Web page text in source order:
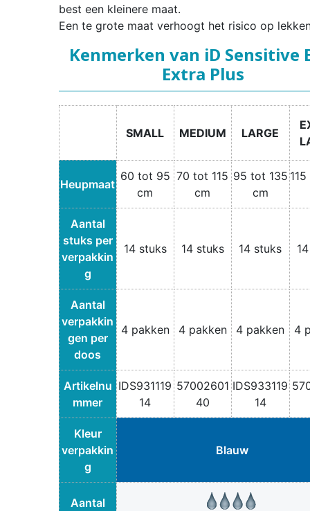
best een kleinere maat.
Een te grote maat verhoogt het risico op
Kenmerken van iD Sensitive
Extra Plus
SMALL MEDIUM LARGE
Heupmaat
60 tot 95
cm
70 tot 115
cm
95 tot 135
cm
Aantal
stuks per
verpakkin
g
14 stuks 14 stuks 14 stuks
Aantal
verpakkin
gen per
doos
4 pakken 4 pakken 4 pakken 4
Artikelnu
mmer
IDS931119
14
57002601
40
IDS933119
14
Kleur
verpakkin
g
Blauw
Aantal